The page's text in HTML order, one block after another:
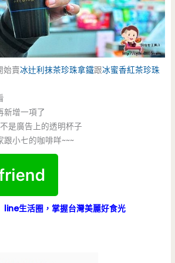
始賣冰辻利抹茶珍珠拿鐵跟冰蜜香紅茶珍珠
新增一項了
是廣告上的透明杯子
小七的咖啡咩~~~
line生活圈，掌握台灣美麗好食光